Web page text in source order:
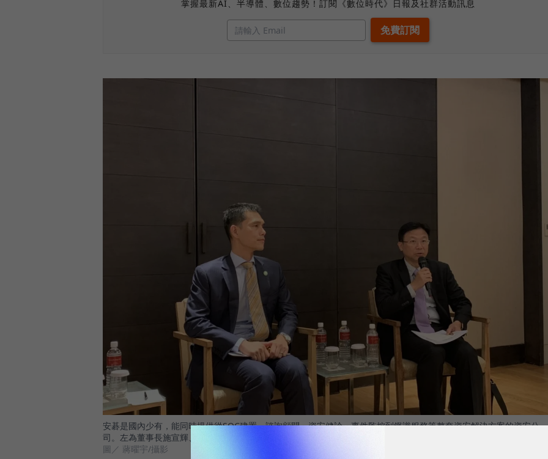
掌握最新AI、半導體、數位趨勢！訂閱《數位時代》日報及社群活動訊息
安碁是國內少有，能同時提供從SOC建置、諮詢顧問、資安健診、事件監控到鑑識服務等整套資安解決方案的資安公
司。左為董事長施宣輝、右為總經理吳乙南。
圖／ 蔣曜宇/攝影